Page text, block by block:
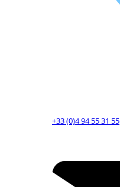
+33 (0)4 94 55 31 55